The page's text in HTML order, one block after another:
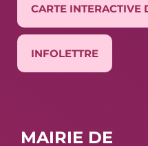
CARTE INTERACTIVE
INFOLETTRE
MAIRIE DE